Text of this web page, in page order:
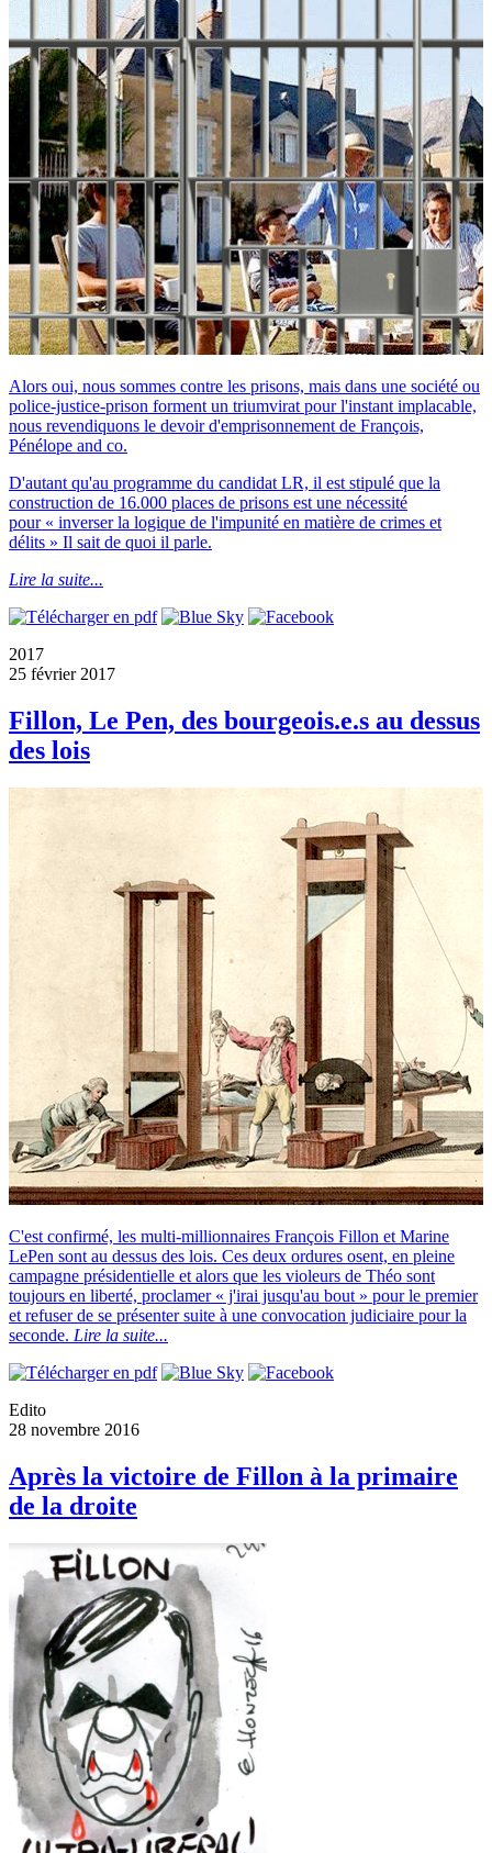
Alors oui, nous sommes contre les prisons, mais dans une société ou
police-justice-prison forment un triumvirat pour l'instant implacable,
nous revendiquons le devoir d'emprisonnement de François,
Pénélope and co.
D'autant qu'au programme du candidat LR, il est stipulé que la
construction de 16.000 places de prisons est une nécessité
pour « inverser la logique de l'impunité en matière de crimes et
délits » Il sait de quoi il parle.
Lire la suite...
2017
25 février 2017
Fillon, Le Pen, des bourgeois.e.s au dessus
des lois
C'est confirmé, les multi-millionnaires François Fillon et Marine
LePen sont au dessus des lois. Ces deux ordures osent, en pleine
campagne présidentielle et alors que les violeurs de Théo sont
toujours en liberté, proclamer « j'irai jusqu'au bout » pour le premier
et refuser de se présenter suite à une convocation judiciaire pour la
seconde. Lire la suite...
Edito
28 novembre 2016
Après la victoire de Fillon à la primaire
de la droite